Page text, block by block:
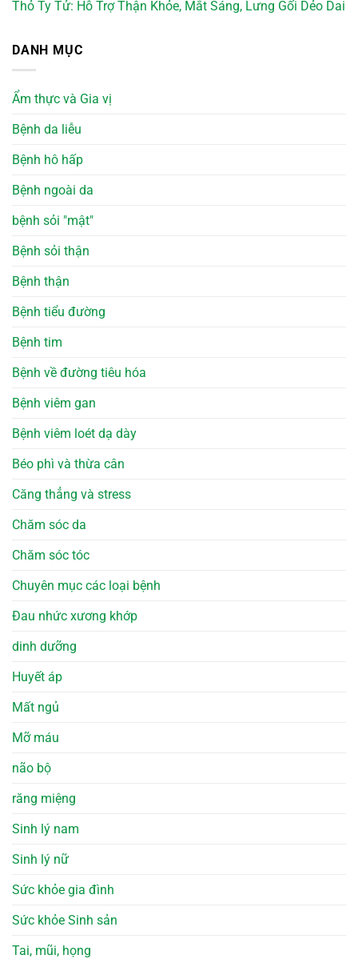
Thỏ Ty Tử: Hỗ Trợ Thận Khỏe, Mắt Sáng, Lưng Gối Dẻo Dai
DANH MỤC
Ẩm thực và Gia vị
Bệnh da liễu
Bệnh hô hấp
Bệnh ngoài da
bệnh sỏi "mật"
Bệnh sỏi thận
Bệnh thận
Bệnh tiểu đường
Bệnh tim
Bệnh về đường tiêu hóa
Bệnh viêm gan
Bệnh viêm loét dạ dày
Béo phì và thừa cân
Căng thẳng và stress
Chăm sóc da
Chăm sóc tóc
Chuyên mục các loại bệnh
Đau nhức xương khớp
dinh dưỡng
Huyết áp
Mất ngủ
Mỡ máu
não bộ
răng miệng
Sinh lý nam
Sinh lý nữ
Sức khỏe gia đình
Sức khỏe Sinh sản
Tai, mũi, họng